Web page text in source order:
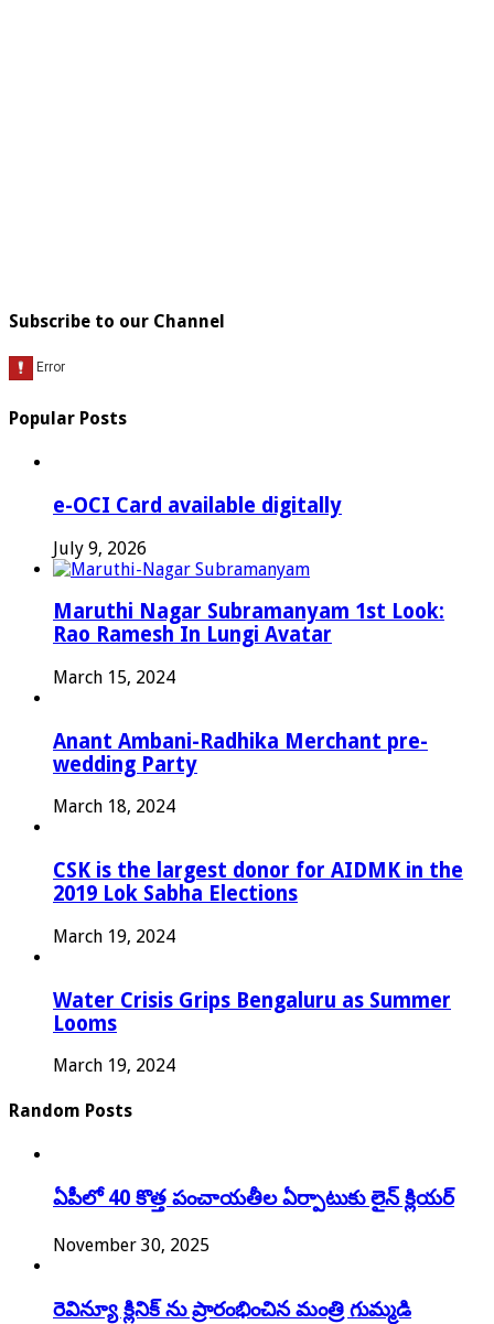
Subscribe to our Channel
Popular Posts
e-OCI Card available digitally
July 9, 2026
Maruthi Nagar Subramanyam 1st Look:
Rao Ramesh In Lungi Avatar
March 15, 2024
Anant Ambani-Radhika Merchant pre-
wedding Party
March 18, 2024
CSK is the largest donor for AIDMK in the
2019 Lok Sabha Elections
March 19, 2024
Water Crisis Grips Bengaluru as Summer
Looms
March 19, 2024
Random Posts
ఏపీలో 40 కొత్త పంచాయతీల ఏర్పాటుకు లైన్ క్లియర్
November 30, 2025
రెవిన్యూ క్లినిక్ ను ప్రారంభించిన మంత్రి గుమ్మడి